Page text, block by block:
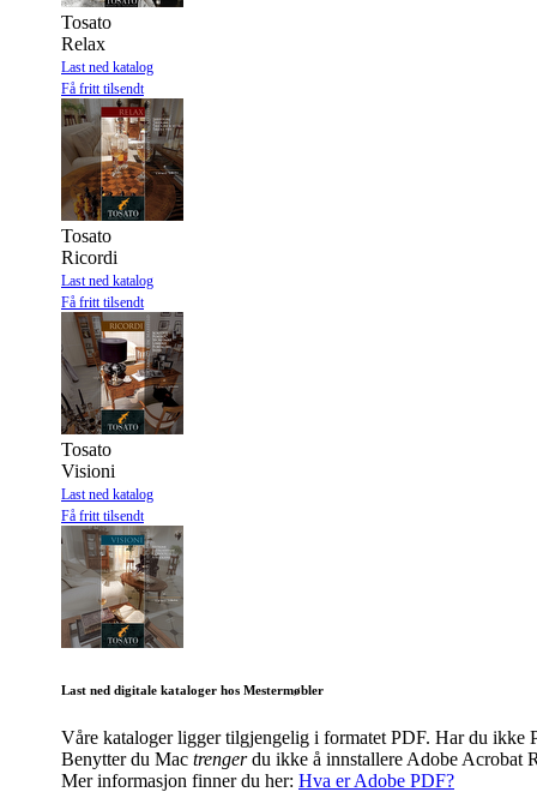
Tosato
Relax
Last ned katalog
Få fritt tilsendt
Tosato
Ricordi
Last ned katalog
Få fritt tilsendt
Tosato
Visioni
Last ned katalog
Få fritt tilsendt
Last ned digitale kataloger hos Mestermøbler
Våre kataloger ligger tilgjengelig i formatet PDF. Har du ikke
Benytter du Mac trengerdu ikke å innstallere Adobe Acrobat
Mer informasjon finner du her: Hva er Adobe PDF?